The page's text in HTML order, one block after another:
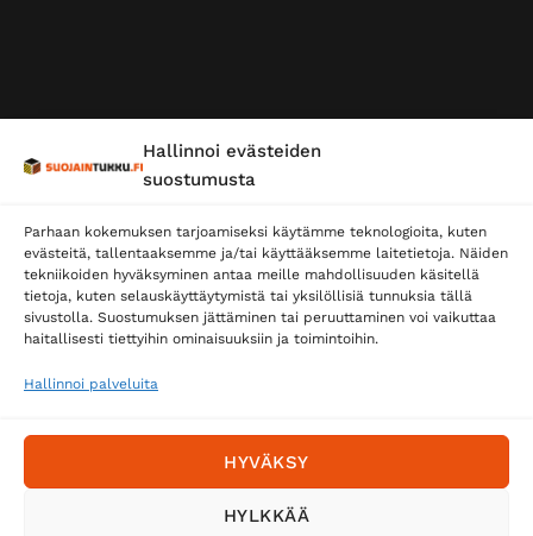
Hallinnoi evästeiden
suostumusta
Parhaan kokemuksen tarjoamiseksi käytämme teknologioita, kuten
evästeitä, tallentaaksemme ja/tai käyttääksemme laitetietoja. Näiden
tekniikoiden hyväksyminen antaa meille mahdollisuuden käsitellä
tietoja, kuten selauskäyttäytymistä tai yksilöllisiä tunnuksia tällä
sivustolla. Suostumuksen jättäminen tai peruuttaminen voi vaikuttaa
haitallisesti tiettyihin ominaisuuksiin ja toimintoihin.
Hallinnoi palveluita
HYVÄKSY
HYLKKÄÄ